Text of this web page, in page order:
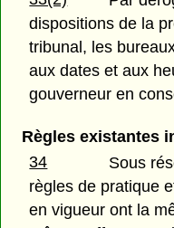
dispositions de la
tribunal, les
aux dates et aux
gouverneur en
Règles existantes
34
Sous
règles de pratique
en vigueur ont la